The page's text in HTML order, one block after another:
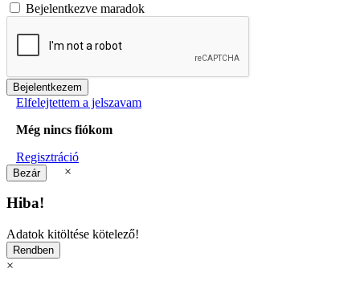
Bejelentkezve maradok
Elfelejtettem a jelszavam
Még nincs fiókom
Regisztráció
×
Hiba!
Adatok kitöltése kötelező!
×